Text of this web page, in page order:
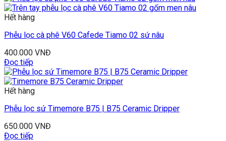
Hết hàng
Phễu lọc cà phê V60 Cafede Tiamo 02 sứ nâu
400.000 VNĐ
Đọc tiếp
Hết hàng
Phễu lọc sứ Timemore B75 | B75 Ceramic Dripper
650.000 VNĐ
Đọc tiếp